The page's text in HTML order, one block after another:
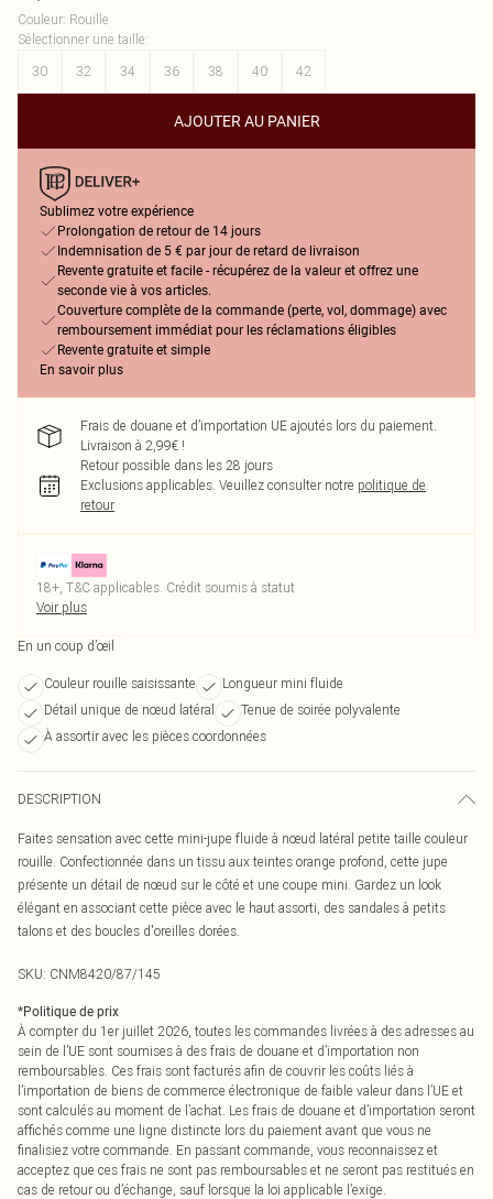
Couleur: Rouille
Sélectionner une taille:
30
32 34 36 38 40 42
AJOUTER AU PANIER
Sublimez votre expérience
Prolongation de retour de 14 jours
Indemnisation de 5 € par jour de retard de livraison
Revente gratuite et facile - récupérez de la valeur et offrez une
seconde vie à vos articles.
Couverture complète de la commande (perte, vol, dommage) avec
remboursement immédiat pour les réclamations éligibles
Revente gratuite et simple
En savoir plus
Frais de douane et d’importation UE ajoutés lors du paiement.
Livraison à 2,99€ !
Retour possible dans les 28 jours
Exclusions applicables. Veuillez consulter notre politique de
retour
18+, T&C applicables. Crédit soumis à statut
Voir plus
En un coup d’œil
Couleur rouille saisissante
Longueur mini fluide
Détail unique de nœud latéral
Tenue de soirée polyvalente
À assortir avec les pièces coordonnées
DESCRIPTION
Faites sensation avec cette mini-jupe fluide à nœud latéral petite taille couleur
rouille. Confectionnée dans un tissu aux teintes orange profond, cette jupe
présente un détail de nœud sur le côté et une coupe mini. Gardez un look
élégant en associant cette pièce avec le haut assorti, des sandales à petits
talons et des boucles d'oreilles dorées.
SKU: CNM8420/87/145
*Politique de prix
À compter du 1er juillet 2026, toutes les commandes livrées à des adresses au
sein de l’UE sont soumises à des frais de douane et d’importation non
remboursables. Ces frais sont facturés afin de couvrir les coûts liés à
l’importation de biens de commerce électronique de faible valeur dans l’UE et
sont calculés au moment de l’achat. Les frais de douane et d’importation seront
affichés comme une ligne distincte lors du paiement avant que vous ne
finalisiez votre commande. En passant commande, vous reconnaissez et
acceptez que ces frais ne sont pas remboursables et ne seront pas restitués en
cas de retour ou d’échange, sauf lorsque la loi applicable l’exige.